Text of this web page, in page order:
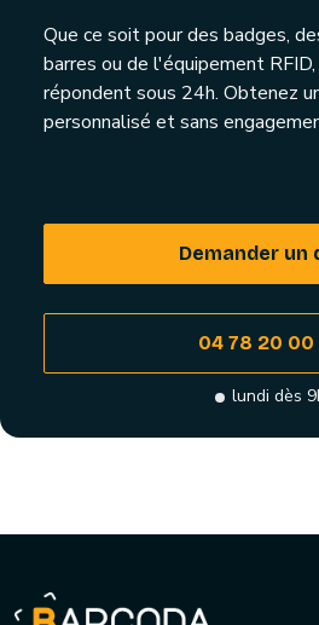
Que ce soit pour des badges,
barres ou de l'équipement
répondent sous 24h. Obtenez
personnalisé et sans
Demander un
04 78 20 00
lundi dès